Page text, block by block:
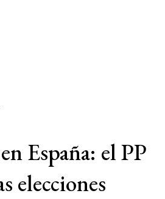
España: el PP
elecciones